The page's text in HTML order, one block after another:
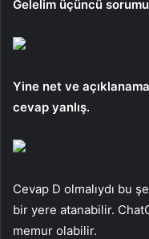
Gelelim üçüncü
Yine net ve
cevap yanlış.
Cevap D olmalıydı bu
bir yere atanabilir.
memur olabilir.